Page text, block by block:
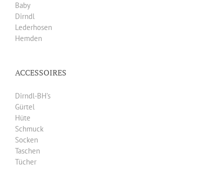
Baby
Dirndl
Lederhosen
Hemden
ACCESSOIRES
Dirndl-BH’s
Gürtel
Hüte
Schmuck
Socken
Taschen
Tücher